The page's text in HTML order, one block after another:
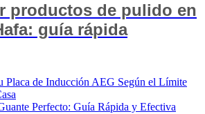
productos de pulido en
guía rápida
Placa de Inducción AEG Según el Límite
Perfecto: Guía Rápida y Efectiva